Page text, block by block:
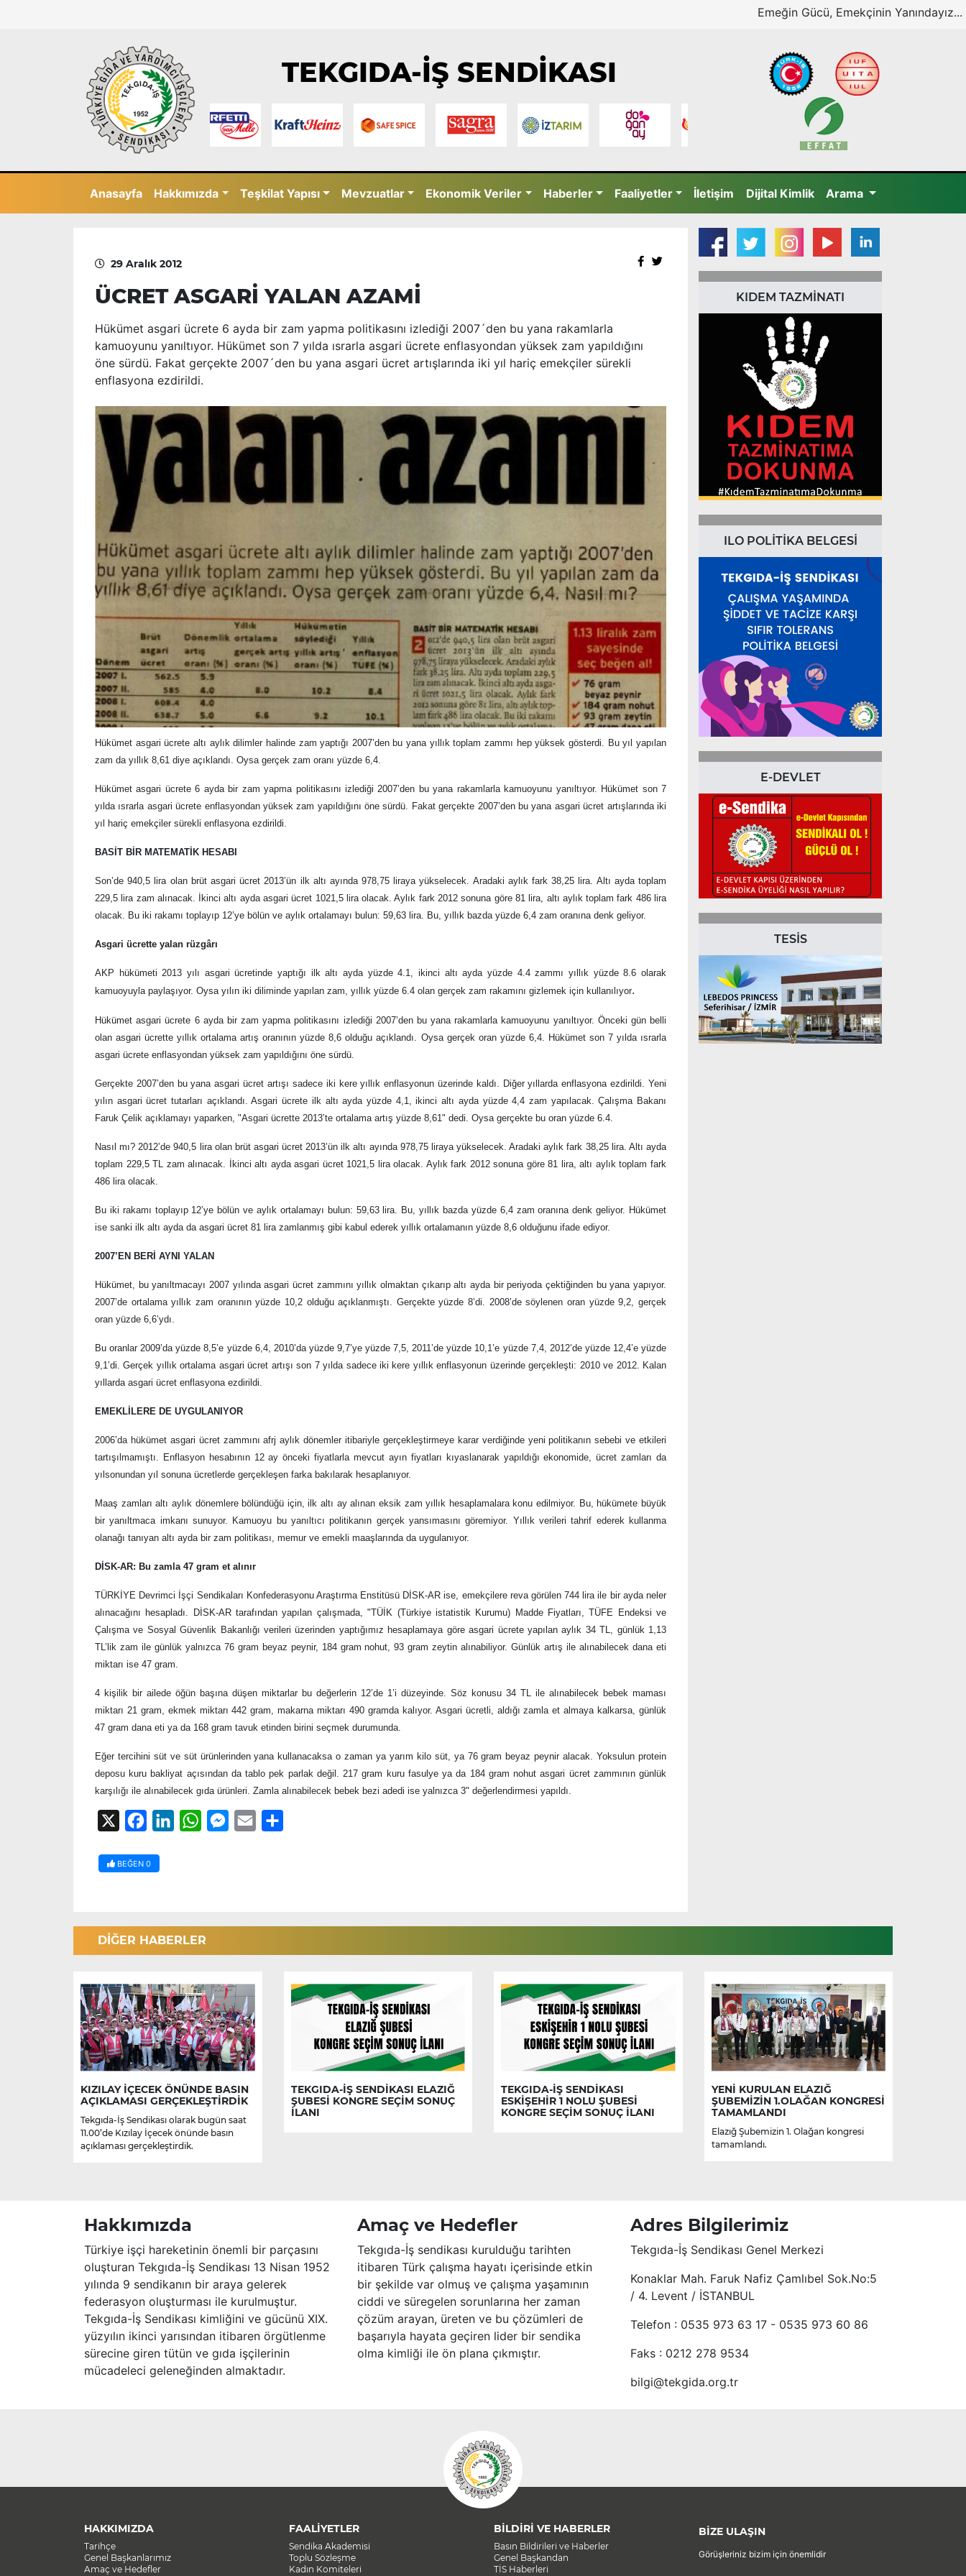
Emeğin Gücü, Emekçinin Yanındayız...
TEKGIDA-İŞ SENDİKASI
Anasayfa Hakkımızda Teşkilat Yapısı Mevzuatlar Ekonomik Veriler Haberler Faaliyetler İletişim Dijital Kimlik Arama
29 Aralık 2012
ÜCRET ASGARİ YALAN AZAMİ
Hükümet asgari ücrete 6 ayda bir zam yapma politikasını izlediği 2007´den bu yana rakamlarla
kamuoyunu yanıltıyor. Hükümet son 7 yılda ısrarla asgari ücrete enflasyondan yüksek zam yapıldığını
öne sürdü. Fakat gerçekte 2007´den bu yana asgari ücret artışlarında iki yıl hariç emekçiler sürekli
enflasyona ezdirildi.
Hükümet asgari ücrete altı aylık dilimler halinde zam yaptığı 2007’den bu yana yıllık toplam zammı hep yüksek gösterdi. Bu yıl yapılan
zam da yıllık 8,61 diye açıklandı. Oysa gerçek zam oranı yüzde 6,4.
Hükümet asgari ücrete 6 ayda bir zam yapma politikasını izlediği 2007’den bu yana rakamlarla kamuoyunu yanıltıyor. Hükümet son 7
yılda ısrarla asgari ücrete enflasyondan yüksek zam yapıldığını öne sürdü. Fakat gerçekte 2007’den bu yana asgari ücret artışlarında iki
yıl hariç emekçiler sürekli enflasyona ezdirildi.
BASİT BİR MATEMATİK HESABI
Son’de 940,5 lira olan brüt asgari ücret 2013’ün ilk altı ayında 978,75 liraya yükselecek. Aradaki aylık fark 38,25 lira. Altı ayda toplam
229,5 lira zam alınacak. İkinci altı ayda asgari ücret 1021,5 lira olacak. Aylık fark 2012 sonuna göre 81 lira, altı aylık toplam fark 486 lira
olacak. Bu iki rakamı toplayıp 12’ye bölün ve aylık ortalamayı bulun: 59,63 lira. Bu, yıllık bazda yüzde 6,4 zam oranına denk geliyor.
Asgari ücrette yalan rüzgârı
AKP hükümeti 2013 yılı asgari ücretinde yaptığı ilk altı ayda yüzde 4.1, ikinci altı ayda yüzde 4.4 zammı yıllık yüzde 8.6 olarak
kamuoyuyla paylaşıyor. Oysa yılın iki diliminde yapılan zam, yıllık yüzde 6.4 olan gerçek zam rakamını gizlemek için kullanılıyor.
Hükümet asgari ücrete 6 ayda bir zam yapma politikasını izlediği 2007’den bu yana rakamlarla kamuoyunu yanıltıyor. Önceki gün belli
olan asgari ücrette yıllık ortalama artış oranının yüzde 8,6 olduğu açıklandı. Oysa gerçek oran yüzde 6,4. Hükümet son 7 yılda ısrarla
asgari ücrete enflasyondan yüksek zam yapıldığını öne sürdü.
Gerçekte 2007’den bu yana asgari ücret artışı sadece iki kere yıllık enflasyonun üzerinde kaldı. Diğer yıllarda enflasyona ezdirildi. Yeni
yılın asgari ücret tutarları açıklandı. Asgari ücrete ilk altı ayda yüzde 4,1, ikinci altı ayda yüzde 4,4 zam yapılacak. Çalışma Bakanı
Faruk Çelik açıklamayı yaparken, "Asgari ücrette 2013’te ortalama artış yüzde 8,61" dedi. Oysa gerçekte bu oran yüzde 6.4.
Nasıl mı? 2012’de 940,5 lira olan brüt asgari ücret 2013’ün ilk altı ayında 978,75 liraya yükselecek. Aradaki aylık fark 38,25 lira. Altı ayda
toplam 229,5 TL zam alınacak. İkinci altı ayda asgari ücret 1021,5 lira olacak. Aylık fark 2012 sonuna göre 81 lira, altı aylık toplam fark
486 lira olacak.
Bu iki rakamı toplayıp 12’ye bölün ve aylık ortalamayı bulun: 59,63 lira. Bu, yıllık bazda yüzde 6,4 zam oranına denk geliyor. Hükümet
ise sanki ilk altı ayda da asgari ücret 81 lira zamlanmış gibi kabul ederek yıllık ortalamanın yüzde 8,6 olduğunu ifade ediyor.
2007’EN BERİ AYNI YALAN
Hükümet, bu yanıltmacayı 2007 yılında asgari ücret zammını yıllık olmaktan çıkarıp altı ayda bir periyoda çektiğinden bu yana yapıyor.
2007’de ortalama yıllık zam oranının yüzde 10,2 olduğu açıklanmıştı. Gerçekte yüzde 8’di. 2008’de söylenen oran yüzde 9,2, gerçek
oran yüzde 6,6’ydı.
Bu oranlar 2009’da yüzde 8,5’e yüzde 6,4, 2010’da yüzde 9,7’ye yüzde 7,5, 2011’de yüzde 10,1’e yüzde 7,4, 2012’de yüzde 12,4’e yüzde
9,1’di. Gerçek yıllık ortalama asgari ücret artışı son 7 yılda sadece iki kere yıllık enflasyonun üzerinde gerçekleşti: 2010 ve 2012. Kalan
yıllarda asgari ücret enflasyona ezdirildi.
EMEKLİLERE DE UYGULANIYOR
2006’da hükümet asgari ücret zammını afrj aylık dönemler itibariyle gerçekleştirmeye karar verdiğinde yeni politikanın sebebi ve etkileri
tartışılmamıştı. Enflasyon hesabının 12 ay önceki fiyatlarla mevcut ayın fiyatları kıyaslanarak yapıldığı ekonomide, ücret zamları da
yılsonundan yıl sonuna ücretlerde gerçekleşen farka bakılarak hesaplanıyor.
Maaş zamları altı aylık dönemlere bölündüğü için, ilk altı ay alınan eksik zam yıllık hesaplamalara konu edilmiyor. Bu, hükümete büyük
bir yanıltmaca imkanı sunuyor. Kamuoyu bu yanıltıcı politikanın gerçek yansımasını göremiyor. Yıllık verileri tahrif ederek kullanma
olanağı tanıyan altı ayda bir zam politikası, memur ve emekli maaşlarında da uygulanıyor.
DİSK-AR: Bu zamla 47 gram et alınır
TÜRKİYE Devrimci İşçi Sendikaları Konfederasyonu Araştırma Enstitüsü DİSK-AR ise, emekçilere reva görülen 744 lira ile bir ayda neler
alınacağını hesapladı. DİSK-AR tarafından yapılan çalışmada, "TÜİK (Türkiye istatistik Kurumu) Madde Fiyatları, TÜFE Endeksi ve
Çalışma ve Sosyal Güvenlik Bakanlığı verileri üzerinden yaptığımız hesaplamaya göre asgari ücrete yapılan aylık 34 TL, günlük 1,13
TL’lik zam ile günlük yalnızca 76 gram beyaz peynir, 184 gram nohut, 93 gram zeytin alınabiliyor. Günlük artış ile alınabilecek dana eti
miktarı ise 47 gram.
4 kişilik bir ailede öğün başına düşen miktarlar bu değerlerin 12’de 1’i düzeyinde. Söz konusu 34 TL ile alınabilecek bebek maması
miktarı 21 gram, ekmek miktarı 442 gram, makarna miktarı 490 gramda kalıyor. Asgari ücretli, aldığı zamla et almaya kalkarsa, günlük
47 gram dana eti ya da 168 gram tavuk etinden birini seçmek durumunda.
Eğer tercihini süt ve süt ürünlerinden yana kullanacaksa o zaman ya yarım kilo süt, ya 76 gram beyaz peynir alacak. Yoksulun protein
deposu kuru bakliyat açısından da tablo pek parlak değil. 217 gram kuru fasulye ya da 184 gram nohut asgari ücret zammının günlük
karşılığı ile alınabilecek gıda ürünleri. Zamla alınabilecek bebek bezi adedi ise yalnızca 3" değerlendirmesi yapıldı.
FacebookLinkedInWhatsAppMessenger
Email
BEĞEN 0
KIDEM TAZMİNATI
ILO POLİTİKA BELGESİ
E-DEVLET
TESİS
DİĞER HABERLER
KIZILAY İÇECEK ÖNÜNDE BASIN
AÇIKLAMASI GERÇEKLEŞTİRDİK
Tekgıda-İş Sendikası olarak bugün saat
11.00’de Kızılay İçecek önünde basın
açıklaması gerçekleştirdik.
TEKGIDA-İŞ SENDİKASI ELAZIĞ
ŞUBESİ KONGRE SEÇİM SONUÇ
İLANI
TEKGIDA-İŞ SENDİKASI
ESKİŞEHİR 1 NOLU ŞUBESİ
KONGRE SEÇİM SONUÇ İLANI
YENİ KURULAN ELAZIĞ
ŞUBEMİZİN 1.OLAĞAN KONGRESİ
TAMAMLANDI
Elazığ Şubemizin 1. Olağan kongresi
tamamlandı.
Hakkımızda
Türkiye işçi hareketinin önemli bir parçasını
oluşturan Tekgıda-İş Sendikası 13 Nisan 1952
yılında 9 sendikanın bir araya gelerek
federasyon oluşturması ile kurulmuştur.
Tekgıda-İş Sendikası kimliğini ve gücünü XIX.
yüzyılın ikinci yarısından itibaren örgütlenme
sürecine giren tütün ve gıda işçilerinin
mücadeleci geleneğinden almaktadır.
Amaç ve Hedefler
Tekgıda-İş sendikası kurulduğu tarihten
itibaren Türk çalışma hayatı içerisinde etkin
bir şekilde var olmuş ve çalışma yaşamının
ciddi ve süregelen sorunlarına her zaman
çözüm arayan, üreten ve bu çözümleri de
başarıyla hayata geçiren lider bir sendika
olma kimliği ile ön plana çıkmıştır.
Adres Bilgilerimiz
Tekgıda-İş Sendikası Genel Merkezi
Konaklar Mah. Faruk Nafiz Çamlıbel Sok.No:5
/ 4. Levent / İSTANBUL
Telefon : 0535 973 63 17 - 0535 973 60 86
Faks : 0212 278 9534
bilgi@tekgida.org.tr
HAKKIMIZDA
Tarihçe
Genel Başkanlarımız
Amaç ve Hedefler
FAALİYETLER
Sendika Akademisi
Toplu Sözleşme
Kadın Komiteleri
BİLDİRİ VE HABERLER
Basın Bildirileri ve Haberler
Genel Başkandan
TİS Haberleri
BİZE ULAŞIN
Görüşleriniz bizim için önemlidir